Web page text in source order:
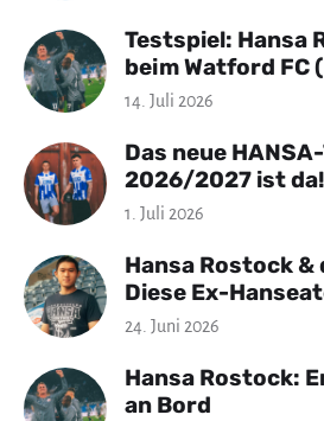
Testspiel: Hansa
beim Watford FC
14. Juli 2026
Das neue
2026/2027 ist da!
1. Juli 2026
Hansa Rostock &
Diese Ex-
24. Juni 2026
Hansa Rostock:
an Bord